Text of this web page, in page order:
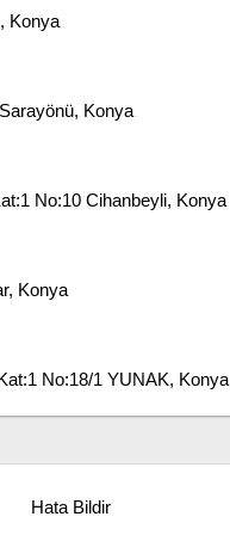
Konya
Konya
No:10 Cihanbeyli, Konya
Konya
No:18/1 YUNAK, Konya
Hata Bildir